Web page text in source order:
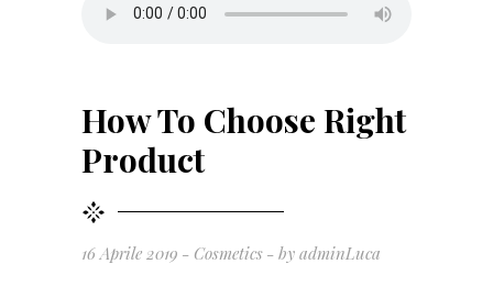
How To Choose Right
Product
16 Aprile 2019 Cosmetics by adminLuca